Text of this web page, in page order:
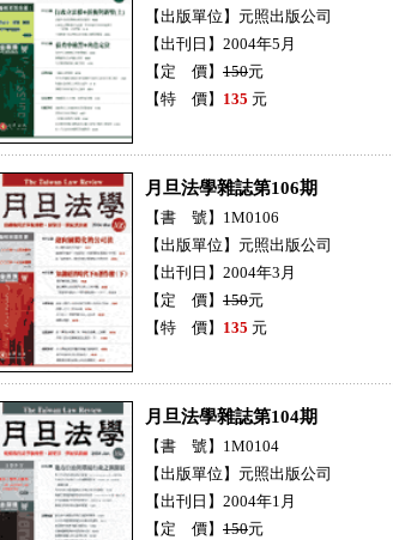
【出版單位】元照出版公司
【出刊日】2004年5月
【定 價】 150元
【特 價】 135 元
月旦法學雜誌第106期
【書 號】1M0106
【出版單位】元照出版公司
【出刊日】2004年3月
【定 價】 150元
【特 價】 135 元
月旦法學雜誌第104期
【書 號】1M0104
【出版單位】元照出版公司
【出刊日】2004年1月
【定 價】 150元